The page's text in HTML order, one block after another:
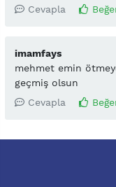
lazım. amacınız
kardeşim. adamlara
Cevapla
imamfays
mehmet emin
geçmiş olsun
Cevapla